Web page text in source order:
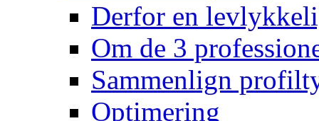
Derfor en
Om de 3
Sammenlign
Optimering